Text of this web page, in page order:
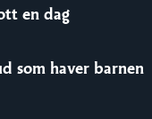
en dag
som haver barnen